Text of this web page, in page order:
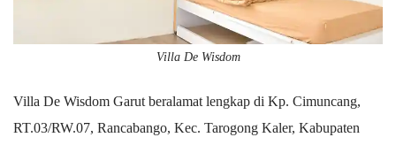
Villa De Wisdom
Villa De Wisdom Garut beralamat lengkap di Kp. Cimuncang,
RT.03/RW.07, Rancabango, Kec. Tarogong Kaler, Kabupaten